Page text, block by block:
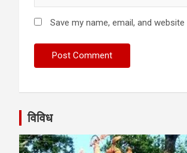
Save my name, email, and
विविध